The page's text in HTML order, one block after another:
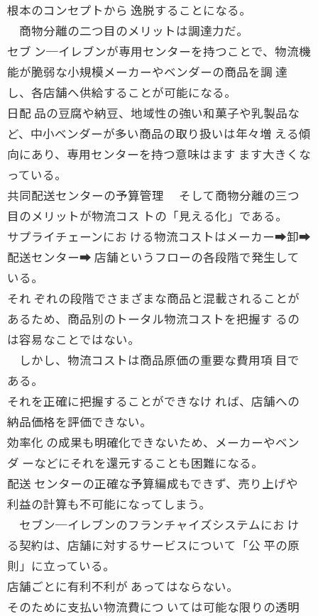
根本のコンセプトから 逸脱することになる。
商物分離の二つ目のメリットは調達力だ。
セブ ン─イレブンが専用センターを持つことで、物流機
能が脆弱な小規模メーカーやベンダーの商品を調 達
し、各店舗へ供給することが可能になる。
日配 品の豆腐や納豆、地域性の強い和菓子や乳製品な
ど、中小ベンダーが多い商品の取り扱いは年々増 える傾
向にあり、専用センターを持つ意味はます ます大きくな
っている。
共同配送センターの予算管理 そして商物分離の三つ
目のメリットが物流コス トの「見える化」である。
サプライチェーンにお ける物流コストはメーカー➡卸➡
配送センター➡ 店舗というフローの各段階で発生して
いる。
それ ぞれの段階でさまざまな商品と混載されることが
あるため、商品別のトータル物流コストを把握す るの
は容易なことではない。
しかし、物流コストは商品原価の重要な費用項 目で
ある。
それを正確に把握することができなけ れば、店舗への
納品価格を評価できない。
効率化 の成果も明確化できないため、メーカーやベン
ダ ーなどにそれを還元することも困難になる。
配送 センターの正確な予算編成もできず、売り上げや
利益の計算も不可能になってしまう。
セブン─イレブンのフランチャイズシステムにお け
る契約は、店舗に対するサービスについて「公 平の原
則」に立っている。
店舗ごとに有利不利が あってはならない。
そのために支払い物流費につ いては可能な限りの透明